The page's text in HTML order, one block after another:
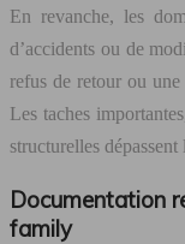
En revanche, les
d’accidents ou de
refus de retour ou
Les taches
structurelles
Documentation
family